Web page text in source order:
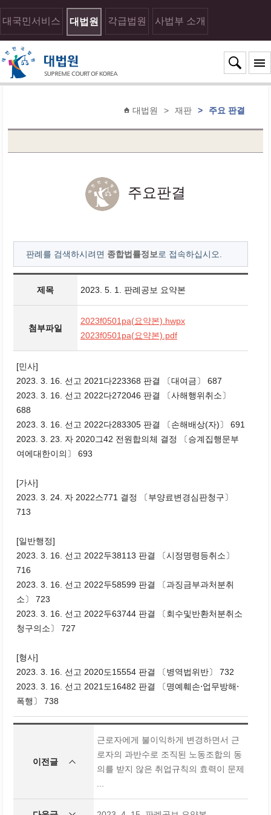
대국민서비스 대법원 각급법원 사법부 소개
대법원 > 재판 > 주요 판결
주요판결
판례를 검색하시려면 종합법률정보 로 접속하십시오.
제목 2023. 5. 1. 판례공보 요약본
첨부파일
2023f0501pa(요약본).hwpx
2023f0501pa(요약본).pdf
[민사]
2023. 3. 16. 선고 2021다223368 판결 〔대여금〕 687
2023. 3. 16. 선고 2022다272046 판결 〔사해행위취소〕
688
2023. 3. 16. 선고 2022다283305 판결 〔손해배상(자)〕 691
2023. 3. 23. 자 2020그42 전원합의체 결정 〔승계집행문부
여에대한이의〕 693
[가사]
2023. 3. 24. 자 2022스771 결정 〔부양료변경심판청구〕
713
[일반행정]
2023. 3. 16. 선고 2022두38113 판결 〔시정명령등취소〕
716
2023. 3. 16. 선고 2022두58599 판결 〔과징금부과처분취
소〕 723
2023. 3. 16. 선고 2022두63744 판결 〔회수및반환처분취소
청구의소〕 727
[형사]
2023. 3. 16. 선고 2020도15554 판결 〔병역법위반〕 732
2023. 3. 16. 선고 2021도16482 판결 〔명예훼손⋅업무방해⋅
폭행〕 738
이전글
근로자에게 불이익하게 변경하면서 근
로자의 과반수로 조직된 노동조합의 동
의를 받지 않은 취업규칙의 효력이 문제